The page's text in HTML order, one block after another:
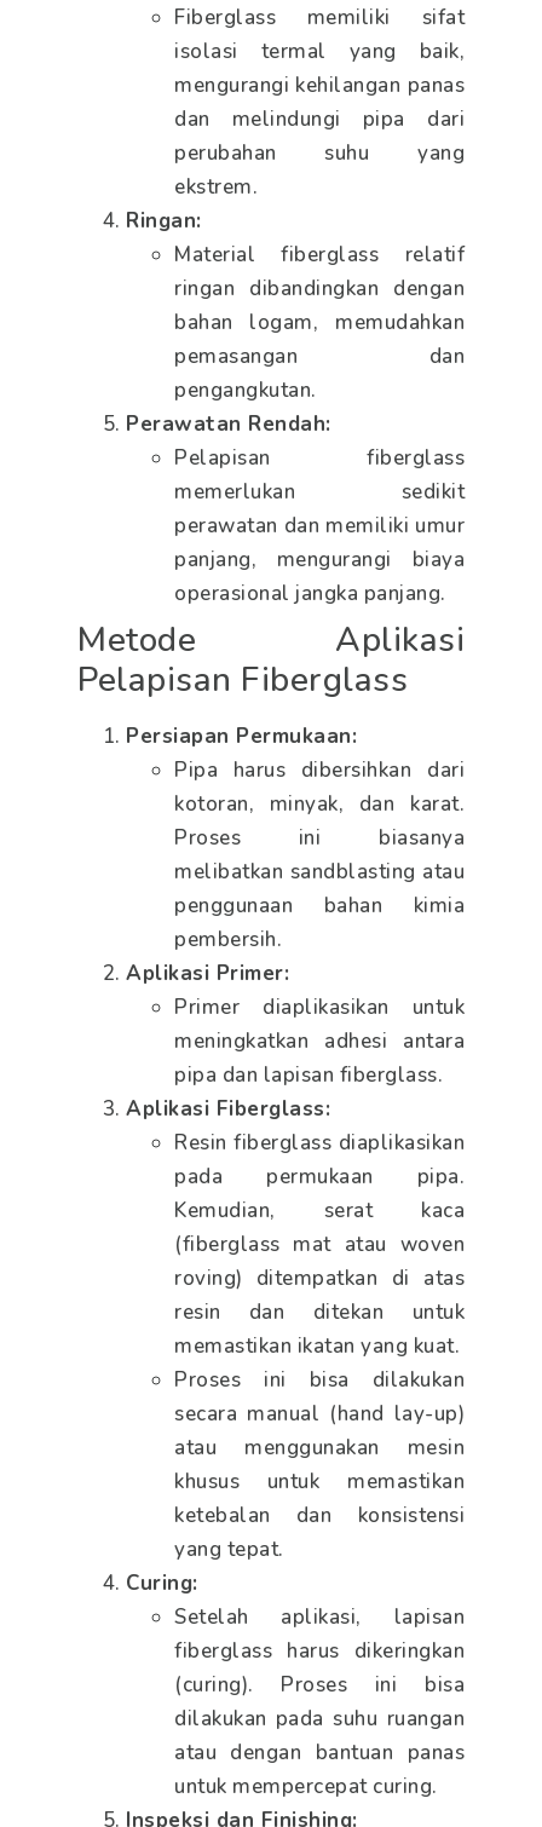
Fiberglass memiliki sifat
isolasi termal yang baik,
mengurangi kehilangan panas
dan melindungi pipa dari
perubahan suhu yang
ekstrem.
Ringan:
Material fiberglass relatif
ringan dibandingkan dengan
bahan logam, memudahkan
pemasangan dan
pengangkutan.
Perawatan Rendah:
Pelapisan fiberglass
memerlukan sedikit
perawatan dan memiliki umur
panjang, mengurangi biaya
operasional jangka panjang.
Metode Aplikasi
Pelapisan Fiberglass
Persiapan Permukaan:
Pipa harus dibersihkan dari
kotoran, minyak, dan karat.
Proses ini biasanya
melibatkan sandblasting atau
penggunaan bahan kimia
pembersih.
Aplikasi Primer:
Primer diaplikasikan untuk
meningkatkan adhesi antara
pipa dan lapisan fiberglass.
Aplikasi Fiberglass:
Resin fiberglass diaplikasikan
pada permukaan pipa.
Kemudian, serat kaca
(fiberglass mat atau woven
roving) ditempatkan di atas
resin dan ditekan untuk
memastikan ikatan yang kuat.
Proses ini bisa dilakukan
secara manual (hand lay-up)
atau menggunakan mesin
khusus untuk memastikan
ketebalan dan konsistensi
yang tepat.
Curing:
Setelah aplikasi, lapisan
fiberglass harus dikeringkan
(curing). Proses ini bisa
dilakukan pada suhu ruangan
atau dengan bantuan panas
untuk mempercepat curing.
Inspeksi dan Finishing: